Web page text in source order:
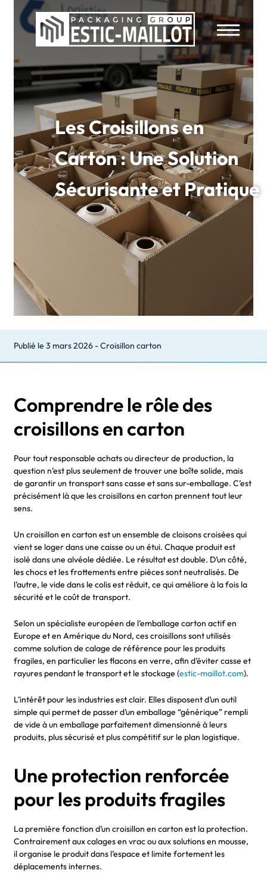
Les Croisillons en
Carton : Une Solution
Sécurisante et Pratique
Publié le 3 mars 2026 -Croisillon carton
Comprendre le rôle des
croisillons en carton
Pour tout responsable achats ou directeur de production, la
question n’est plus seulement de trouver une boîte solide, mais
de garantir un transport sans casse et sans sur-emballage. C’est
précisément là que les croisillons en carton prennent tout leur
sens.
Un croisillon en carton est un ensemble de cloisons croisées qui
vient se loger dans une caisse ou un étui. Chaque produit est
isolé dans une alvéole dédiée. Le résultat est double. D’un côté,
les chocs et les frottements entre pièces sont neutralisés. De
l’autre, le vide dans le colis est réduit, ce qui améliore à la fois la
sécurité et le coût de transport.
Selon un spécialiste européen de l’emballage carton actif en
Europe et en Amérique du Nord, ces croisillons sont utilisés
comme solution de calage de référence pour les produits
fragiles, en particulier les flacons en verre, afin d’éviter casse et
rayures pendant le transport et le stockage (estic-maillot.com).
L’intérêt pour les industries est clair. Elles disposent d’un outil
simple qui permet de passer d’un emballage “générique” rempli
de vide à un emballage parfaitement dimensionné à leurs
produits, plus sécurisé et plus compétitif sur le plan logistique.
Une protection renforcée
pour les produits fragiles
La première fonction d’un croisillon en carton est la protection.
Contrairement aux calages en vrac ou aux solutions en mousse,
il organise le produit dans l’espace et limite fortement les
déplacements internes.